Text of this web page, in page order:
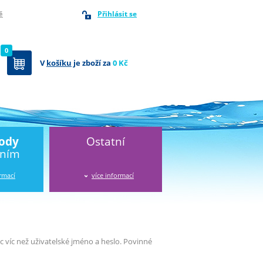
Přihlásit se
Vkošíku je zboží za 0 Kč
0
Ostatní
více informací
než uživatelské jméno a heslo. Povinné